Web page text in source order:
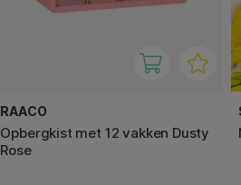
RAACO
Opbergkist met 12 vakken Dusty
Rose